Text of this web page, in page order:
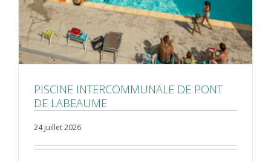
PISCINE INTERCOMMUNALE DE PONT
DE LABEAUME
24 juillet 2026